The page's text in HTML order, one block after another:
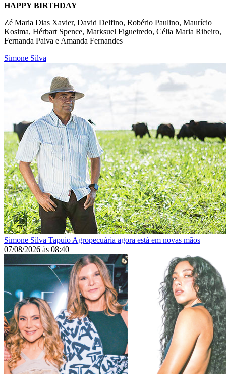
HAPPY BIRTHDAY
Zé Maria Dias Xavier, David Delfino, Robério Paulino, Maurício
Kosima, Hérbart Spence, Marksuel Figueiredo, Célia Maria Ribeiro,
Fernanda Paiva e Amanda Fernandes
Simone Silva
Simone Silva Tapuio Agropecuária agora está em novas mãos
07/08/2026 às 08:40